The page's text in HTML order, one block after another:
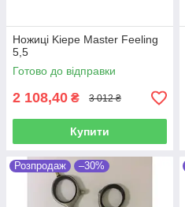
Ножиці Kiepe Master Feeling
5,5
Готово до відправки
2 108,40 ₴ 3 012 ₴
Купити
Розпродаж –30%